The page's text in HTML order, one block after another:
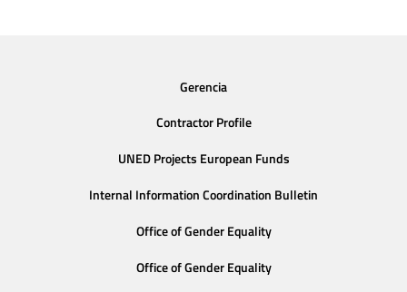
Gerencia
Contractor Profile
UNED Projects European Funds
Internal Information Coordination Bulletin
Office of Gender Equality
Office of Gender Equality